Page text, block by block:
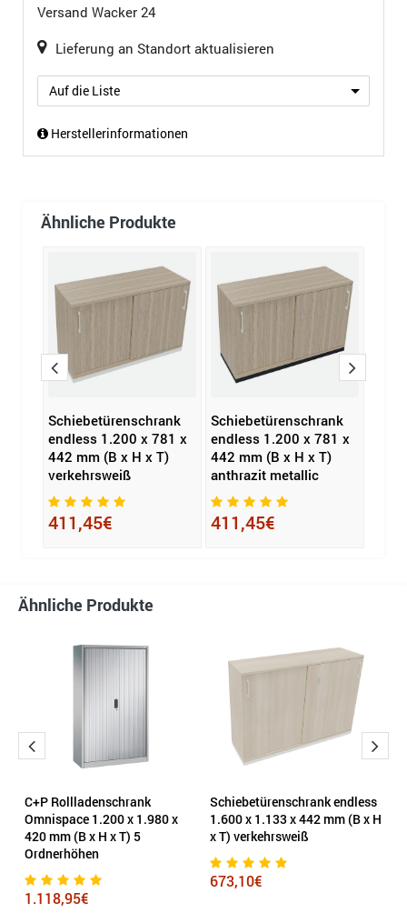
Versand Wacker 24
Lieferung an Standort aktualisieren
Auf die Liste
Herstellerinformationen
Ähnliche Produkte
Schiebetürenschrank
endless 1.200 x 781 x
442 mm (B x H x T)
verkehrsweiß
411,45€
Schiebetürenschrank
endless 1.200 x 781 x
442 mm (B x H x T)
anthrazit metallic
411,45€
Ähnliche Produkte
C+P Rollladenschrank
Omnispace 1.200 x 1.980 x
420 mm (B x H x T) 5
Ordnerhöhen
1.118,95€
Schiebetürenschrank endless
1.600 x 1.133 x 442 mm (B x H
x T) verkehrsweiß
673,10€